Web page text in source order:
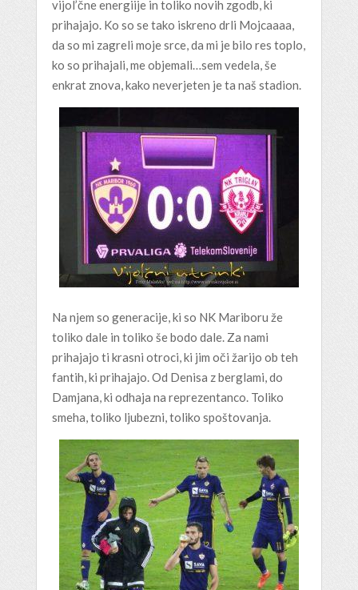
vijol’čne energiije in toliko novih zgodb, ki
prihajajo. Ko so se tako iskreno drli Mojcaaaa,
da so mi zagreli moje srce, da mi je bilo res toplo,
ko so prihajali, me objemali…sem vedela, še
enkrat znova, kako neverjeten je ta naš stadion.
Na njem so generacije, ki so NK Mariboru že
toliko dale in toliko še bodo dale. Za nami
prihajajo ti krasni otroci, ki jim oči žarijo ob teh
fantih, ki prihajajo. Od Denisa z berglami, do
Damjana, ki odhaja na reprezentanco. Toliko
smeha, toliko ljubezni, toliko spoštovanja.